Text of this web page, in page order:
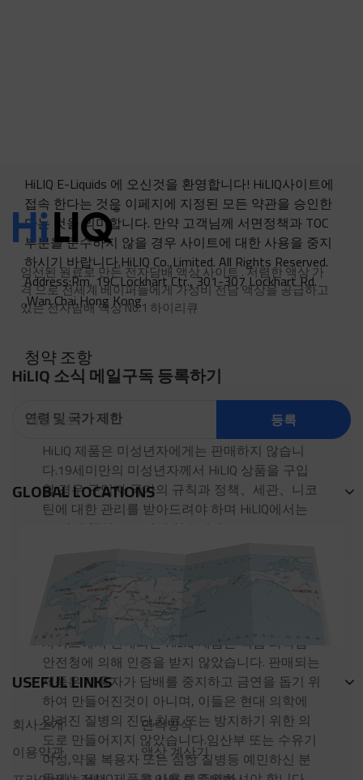
HiLIQ E-Liquids 에 오신것을 환영합니다! HiLIQ사이트에
접속 한다는 것은 이페지에 지정된 모든 약관을 승인한
다는 것을 의미합니다. 만약 고객님께 서면정책과 TOC
부분을 준수하지 않을 경우 사이트에 대한 사용을 중지
하시기 바랍니다.HiLIQ Co.,Limited. All Rights Reserved.
Address:Rm. 19C,Lockhart Ctr., 301-307 Lockhart Rd.
,Wan Chai,Hong Kong
청약 조항
연령 및 국가 제한
HiLIQ 제품은 미성년자에게는 판매하지 않습니
다.19세미만의 미성년자께서 HiLIQ 상품을 구입
할 경우 구입자 국가의 규칙과 정책、세관、니코
틴에 대한 관리를 받아드려야 하며 HiLIQ에서는
그 어떤 책임도 드리지 않습니다.
건강 면책 조항
사이트에서 판매되는 HiLIQ 제품은 식품 의약품
안전청에 의해 인증을 받지 않았습니다. 판매되는
제품은 사용자가 담배를 중지하고 금연을 돕기 위
하여 만들어진것이 아니며, 이들은 현대 의학에
알려진 질병의 진단,치료 또는 방지하기 위한 의
도로 만들어지지 않았습니다.임산부 또는 수유기
여성,약물 복용자 또는 심장 질병등 예민하신 분
엄선된 원료로 만든 전자담배 액상 사이트 . 저렴한 액상 가
격 으로 전세계 베이퍼들에게 가성비 전담 액상을 공급하고
있는 전자담배 액상 No.1 하이리큐
HiLIQ 소식 메일구독 등록하기
등록
USEFUL LINKS
회사소개
이용약관
연락방식
액상 계산기
GLOBAL LOCATIONS